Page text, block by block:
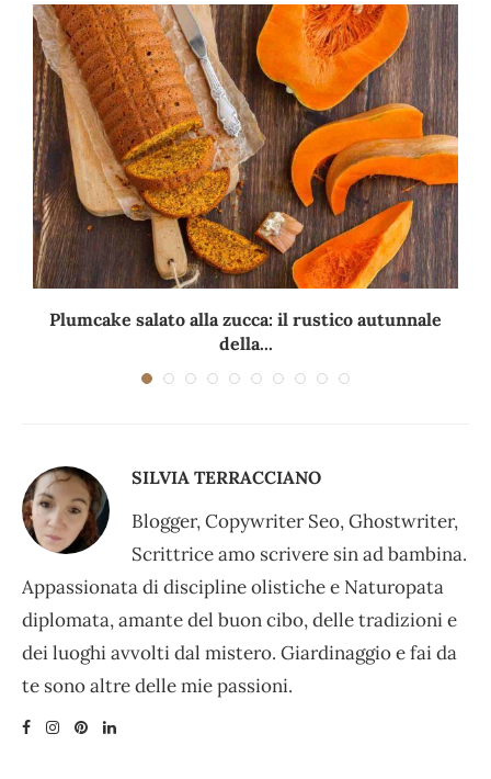
Plumcake salato alla zucca: il rustico autunnale
della...
SILVIA TERRACCIANO
Blogger, Copywriter Seo, Ghostwriter,
Scrittrice amo scrivere sin ad bambina.
Appassionata di discipline olistiche e Naturopata
diplomata, amante del buon cibo, delle tradizioni e
dei luoghi avvolti dal mistero. Giardinaggio e fai da
te sono altre delle mie passioni.